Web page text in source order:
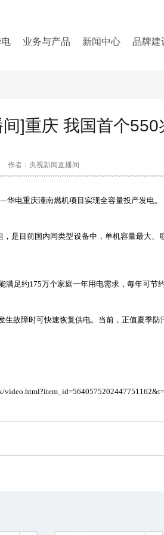
业务与产品 新闻中心 品牌建
]重庆 我国首个
作者：央视新闻直播间
电重庆潼南燃机项目实现全容量投产发电。
是目前国内同类型设备中，单机容量最大
满足约175万个家庭一年用电需求，每年可节
故障时可快速恢复供电。当前，正值夏季